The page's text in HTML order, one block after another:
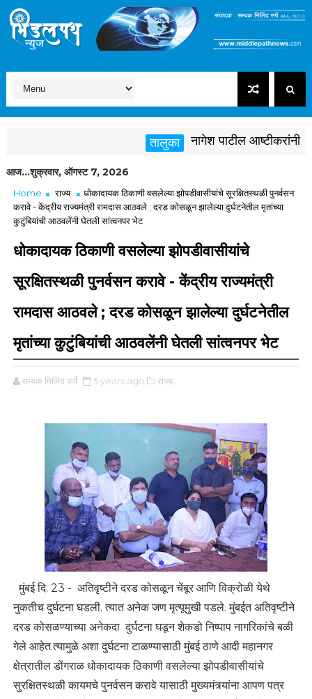
तालुका नागेश पाटील आष्टीकरांनी
आज...शुक्रवार, ऑगस्ट 7, 2026
Home राज्य
धोकादायक ठिकाणी वसलेल्या झोपडीवासीयांचे सूरक्षितस्थळी पुनर्वसन
करावे - केंद्रीय राज्यमंत्री रामदास आठवले ; दरड कोसळून झालेल्या दुर्घटनेतील मृतांच्या
कुटुंबियांची आठवलेंनी घेतली सांत्वनपर भेट
धोकादायक ठिकाणी वसलेल्या झोपडीवासीयांचे
सूरक्षितस्थळी पुनर्वसन करावे - केंद्रीय राज्यमंत्री
रामदास आठवले ; दरड कोसळून झालेल्या दुर्घटनेतील
मृतांच्या कुटुंबियांची आठवलेंनी घेतली सांत्वनपर भेट
सम्यक मिलिंद सर्पे 5 years ago राज्य,
मुंबई दि. 23 - अतिवृष्टीने दरड कोसळून चेंबूर आणि विक्रोळी येथे
नुकतीच दुर्घटना घडली. त्यात अनेक जण मृत्यूमुखी पडले. मुंबईत अतिवृष्टीने
दरड कोसळण्याच्या अनेकदा दुर्घटना घडून शेकडो निष्पाप नागरिकांचे बळी
गेले आहेत.त्यामुळे अशा दुर्घटना टाळण्यासाठी मुंबई ठाणे आदी महानगर
क्षेत्रातील डोंगराळ धोकादायक ठिकाणी वसलेल्या झोपडीवासीयांचे
सुरक्षितस्थळी कायमचे पुनर्वसन करावे यासाठी मुख्यमंत्र्यांना आपण पत्र